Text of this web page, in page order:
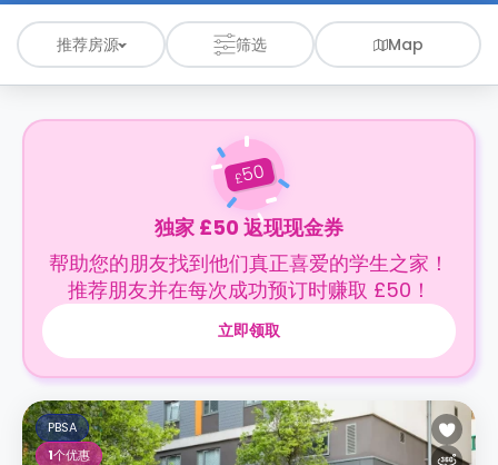
推荐房源 筛选 Map
£50
独家 £50 返现现金券
帮助您的朋友找到他们真正喜爱的学生之家！
推荐朋友并在每次成功预订时赚取 £50！
立即领取
PBSA
1个优惠